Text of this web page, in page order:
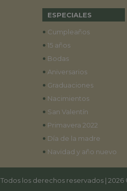
ESPECIALES
• Cumpleaños
• 15 años
• Bodas
• Aniversarios
• Graduaciones
• Nacimientos
• San Valentín
• Primavera 2022
• Día de la madre
• Navidad y año nuevo
Todos los derechos reservados |